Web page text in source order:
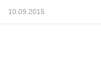
10.09.2015